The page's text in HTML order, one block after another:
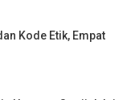
Kode Etik, Empat